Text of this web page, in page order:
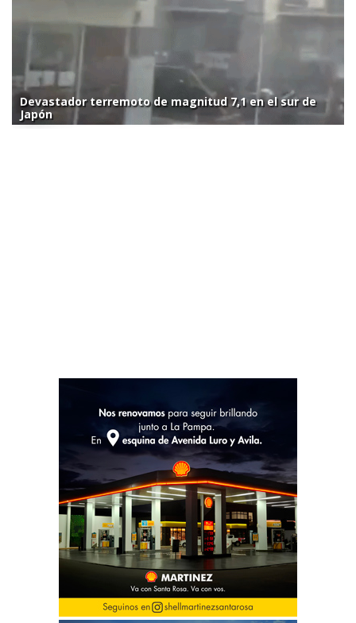
Devastador terremoto de magnitud 7,1 en el sur de
Japón